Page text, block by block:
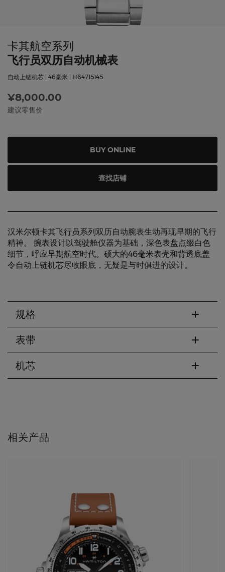
卡其航空系列
飞行员双历自动机械表
自动上链机芯 | 46毫米 | H64715145
¥8,000.00
建议零售价
BUY ONLINE
查找店铺
汉米尔顿卡其飞行员系列双历自动腕表生动再现早期的飞行
精神。 腕表设计以驾驶舱仪器为基础，深色表盘点缀白色
细节，呼应早期航空时代。硕大的46毫米表壳和背透底盖
令自动上链机芯尽收眼底，无疑是与时俱进的设计。
规格
表带
机芯
相关产品